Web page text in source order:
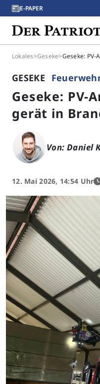
E-PAPER
Lokales>Geseke>Geseke:
GESEKE
Geseke: PV-
gerät in
Von: Daniel
12. Mai 2026, 14:54 Uhr